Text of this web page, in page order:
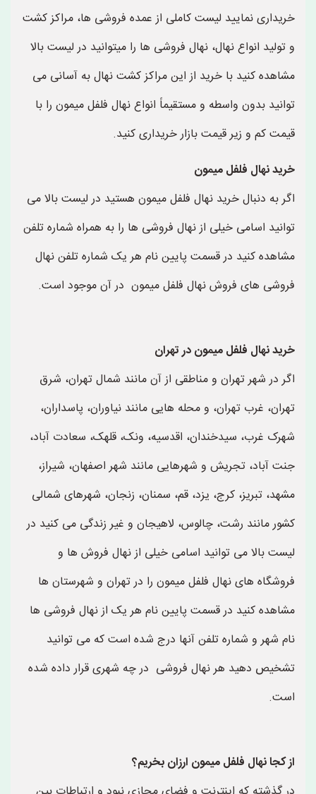
خریداری نمایید لیست کاملی از عمده فروشی ها، مراکز کشت
و تولید انواع نهال، نهال فروشی ها را میتوانید در لیست بالا
مشاهده کنید با خرید از این مراکز کشت نهال به آسانی می
توانید بدون واسطه و مستقیماً انواع نهال فلفل میمون را با
قیمت کم و زیر قیمت بازار خریداری کنید.
خرید نهال فلفل میمون
اگر به دنبال خرید نهال فلفل میمون هستید در لیست بالا می
توانید اسامی خیلی از نهال فروشی ها را به همراه شماره تلفن
مشاهده کنید در قسمت پایین نام هر یک شماره تلفن نهال
فروشی های فروش نهال فلفل میمون در آن موجود است.
خرید نهال فلفل میمون در تهران
اگر در شهر تهران و مناطقی از آن مانند شمال تهران، شرق
تهران، غرب تهران، و محله هایی مانند نیاوران، پاسداران،
شهرک غرب، سیدخندان، اقدسیه، ونک، قلهک، سعادت آباد،
جنت آباد، تجریش و شهرهایی مانند شهر اصفهان، شیراز،
مشهد، تبریز، کرج، یزد، قم، سمنان، زنجان، شهرهای شمالی
کشور مانند رشت، چالوس، لاهیجان و غیر زندگی می کنید در
لیست بالا می توانید اسامی خیلی از نهال فروش ها و
فروشگاه های نهال فلفل میمون را در تهران و شهرستان ها
مشاهده کنید در قسمت پایین نام هر یک از نهال فروشی ها
نام شهر و شماره تلفن آنها درج شده است که می توانید
تشخیص دهید هر نهال فروشی در چه شهری قرار داده شده
است.
از کجا نهال فلفل میمون ارزان بخریم؟